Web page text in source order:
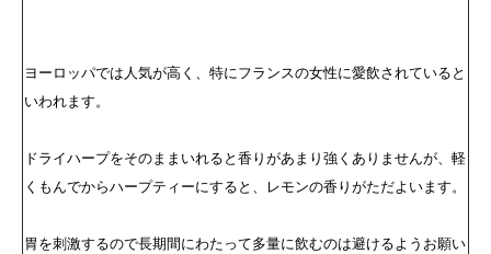
ヨーロッパでは人気が高く、特にフランスの女性に愛飲されていると
いわれます。
ドライハープをそのままいれると香りがあまり強くありませんが、軽
くもんでからハープティーにすると、レモンの香りがただよいます。
胃を刺激するので長期間にわたって多量に飲むのは避けるようお願い